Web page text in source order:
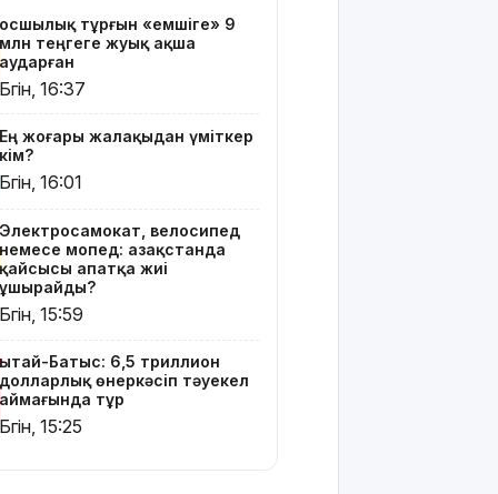
сұраныс
артып
келеді: ең
ірі
елдер
белгілі
болды
Шығыс
Қазақстан
Dongfeng
Motor
компаниясымен
инвестициялық
жобаларды
жүзеге
асыруға
Қосшылық тұрғын «емшіге» 9
млн теңгеге жуық ақша
аударған
Бүгін, 16:37
Ең жоғары жалақыдан үміткер
кім?
Бүгін, 16:01
Электросамокат, велосипед
немесе мопед: Қазақстанда
қайсысы апатқа жиі
ұшырайды?
Бүгін, 15:59
Қытай-Батыс: 6,5 триллион
долларлық өнеркәсіп тәуекел
аймағында тұр
Бүгін, 15:25